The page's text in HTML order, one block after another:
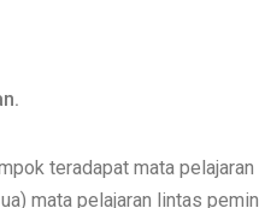
teradapat mata
mata pelajaran lintas